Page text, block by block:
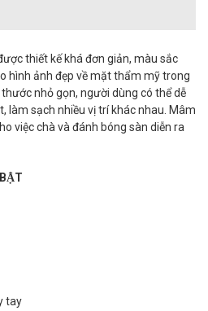
thiết kế khá đơn giản, màu sắc
hình ảnh đẹp về mặt thẩm mỹ trong
nhỏ gọn, người dùng có thể dễ
làm sạch nhiều vị trí khác nhau. Mâm
việc chà và đánh bóng sàn diễn ra
tay